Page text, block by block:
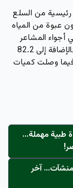
رئيسية من السلع
تم توريد أكثر من 121.6 مليون عبوة من المياه
أجواء المشاعر
الحارة. كما تم توفير 31.3 مليون رغيف خبز، بالإضافة إلى 82.2
فيما وصلت كميات
طبية مهملة...
آخر